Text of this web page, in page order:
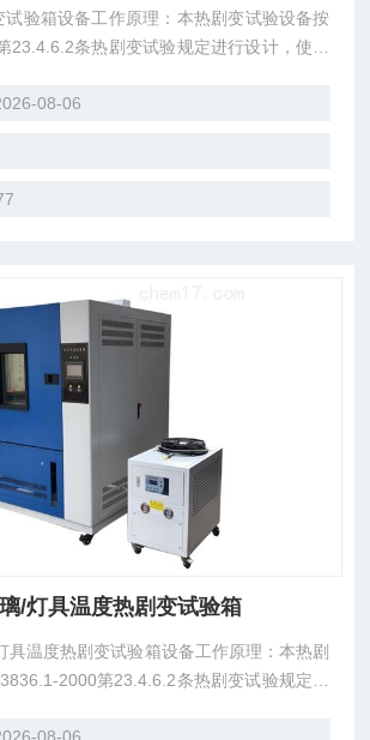
试验箱设备工作原理：本热剧变试验设备按
23.4.6.2条热剧变试验规定进行设计，使用
以考核灯具透明罩跟玻璃是否破裂。
08-06
/灯具温度热剧变试验箱
具温度热剧变试验箱设备工作原理：本热剧
2000第23.4.6.2条热剧变试验规定进